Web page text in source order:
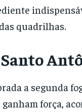
quadrilhas.
a segunda
ganham força,